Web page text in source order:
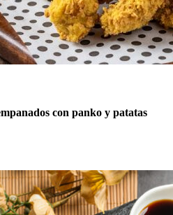
con panko y patatas